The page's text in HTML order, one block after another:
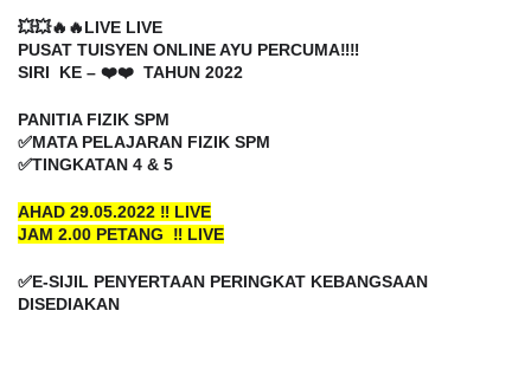
💥💥🔥🔥LIVE LIVE
PUSAT TUISYEN ONLINE AYU PERCUMA‼️‼️
SIRI  KE – ❤️❤️  TAHUN 2022
PANITIA FIZIK SPM
✅MATA PELAJARAN FIZIK SPM
✅TINGKATAN 4 & 5
AHAD 29.05.2022 ‼️ LIVE
JAM 2.00 PETANG  ‼️ LIVE
✅E-SIJIL PENYERTAAN PERINGKAT KEBANGSAAN
DISEDIAKAN